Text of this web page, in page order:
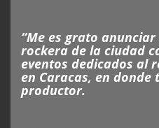
“Me es grato
rockera de la ciudad
eventos dedicados al
en Caracas, en
productor.